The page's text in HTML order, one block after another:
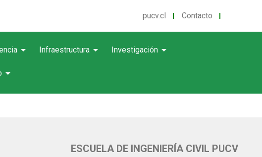
pucv.cl Contacto
arrow_drop_down Infraestructura arrow_drop_down Investigación arrow_drop_down
arrow_drop_down
ESCUELA DE INGENIERÍA CIVIL PUCV